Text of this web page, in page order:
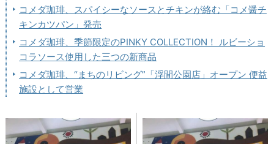
コメダ珈琲、スパイシーなソースとチキンが絡む「コメ醤チ
キンカツパン」発売
コメダ珈琲、季節限定のPINKY COLLECTION！ ルビーショ
コラソース使用した三つの新商品
コメダ珈琲、“まちのリビング”「浮間公園店」オープン 便益
施設として営業